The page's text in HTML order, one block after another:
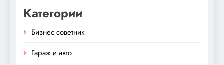
Категории
Бизнес советник
Гараж и авто